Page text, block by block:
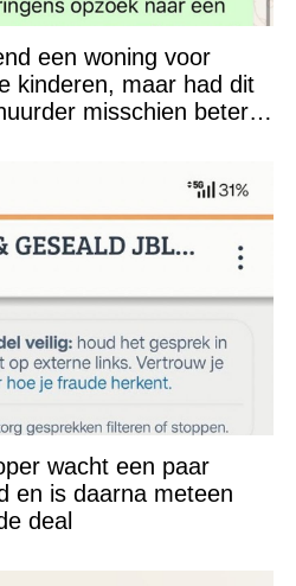
een woning voor
kinderen, maar had dit
misschien beter
wacht een paar
en is daarna meteen
deal